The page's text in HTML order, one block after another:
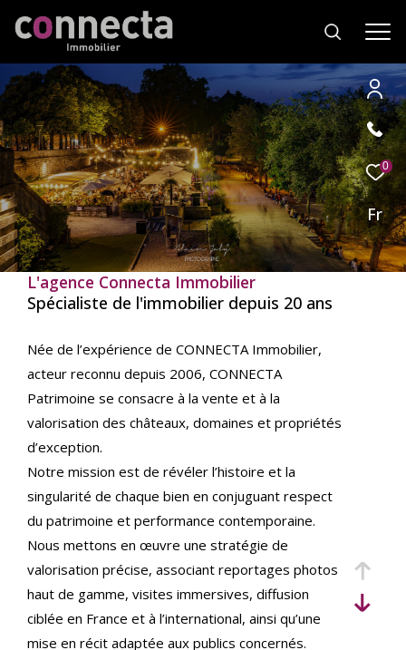
0
Fr
L'agence Connecta Immobilier
Spécialiste de l'immobilier depuis 20 ans
Née de l’expérience de CONNECTA Immobilier,
acteur reconnu depuis 2006, CONNECTA
Patrimoine se consacre à la vente et à la
valorisation des châteaux, domaines et propriétés
d’exception.
Notre mission est de révéler l’histoire et la
singularité de chaque bien en conjuguant respect
du patrimoine et performance contemporaine.
Nous mettons en œuvre une stratégie de
valorisation précise, associant reportages photos
haut de gamme, visites immersives, diffusion
ciblée en France et à l’international, ainsi qu’une
mise en récit adaptée aux publics concernés.
Effectuer
une
recherche
et
trouver
le
bien
correspond
à
vos
critères
Type
d'offre
Location
Type
de
bien
Type de bien
Ville
RECHERCHER